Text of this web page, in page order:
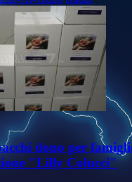
dono per
"Lilly Colucci"